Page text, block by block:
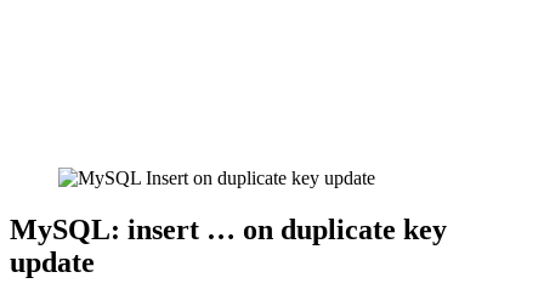
MySQL: insert … on duplicate key
update